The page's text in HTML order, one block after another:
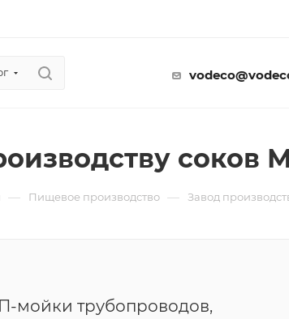
соков
— Пищевое производство — Завод
мойки трубопроводов,